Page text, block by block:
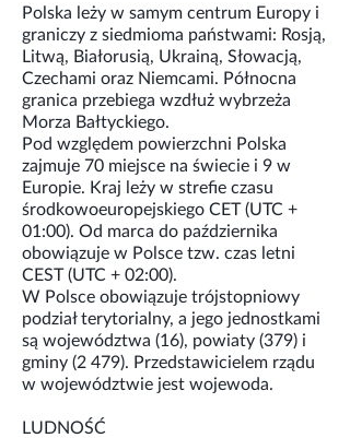
Polska leży w samym centrum Europy i
graniczy z siedmioma państwami: Rosją,
Litwą, Białorusią, Ukrainą, Słowacją,
Czechami oraz Niemcami. Północna
granica przebiega wzdłuż wybrzeża
Morza Bałtyckiego.
Pod względem powierzchni Polska
zajmuje 70 miejsce na świecie i 9 w
Europie. Kraj leży w strefie czasu
środkowoeuropejskiego CET (UTC +
01:00). Od marca do października
obowiązuje w Polsce tzw. czas letni
CEST (UTC + 02:00).
W Polsce obowiązuje trójstopniowy
podział terytorialny, a jego jednostkami
są województwa (16), powiaty (379) i
gminy (2 479). Przedstawicielem rządu
w województwie jest wojewoda.
LUDNOŚĆ